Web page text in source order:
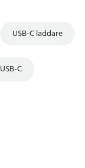
USB-C laddare
USB-C